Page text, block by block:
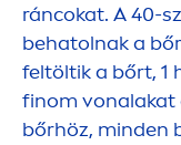
ráncokat. A 40-
behatolnak a
feltöltik a bőrt, 1
finom vonalakat
bőrhöz, minden